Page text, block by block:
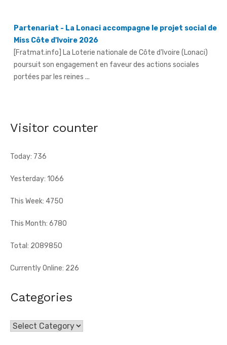
poursuit son engagement en faveur des actions sociales
portées par les reines ...
sanitaires
Visitor counter
Today: 736
Yesterday: 1066
This Week: 4750
This Month: 6780
Total: 2089850
Currently Online: 226
Categories
Categories